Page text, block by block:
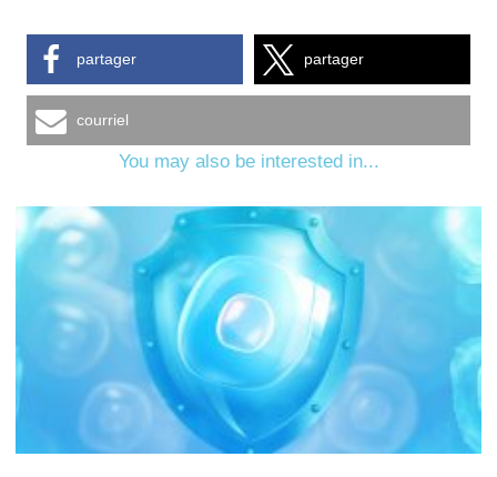
partager partager
courriel
You may also be interested in...